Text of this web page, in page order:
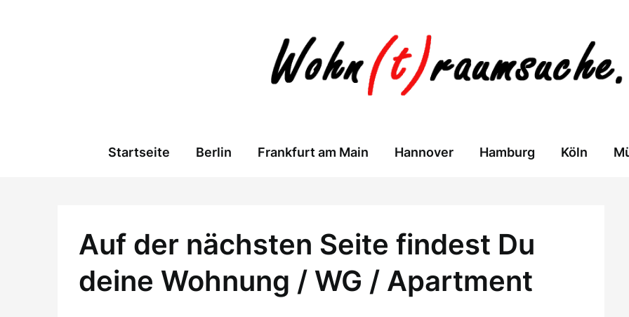
Startseite Berlin Frankfurt am Main Hannover Hamburg Köln
Auf der nächsten Seite findest Du
deine Wohnung / WG / Apartment